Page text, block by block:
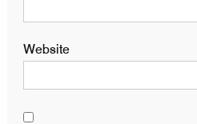
Website